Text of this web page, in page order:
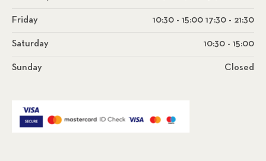
Friday 10:30 - 15:00 17:30 - 21:30
Saturday 10:30 - 15:00
Sunday Closed